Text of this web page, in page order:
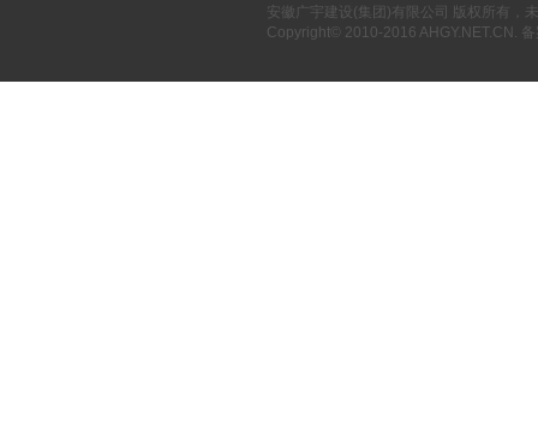
安徽广宇建设(集团)有限公司 版权所有，
Copyright© 2010-2016 AHGY.NET.CN.